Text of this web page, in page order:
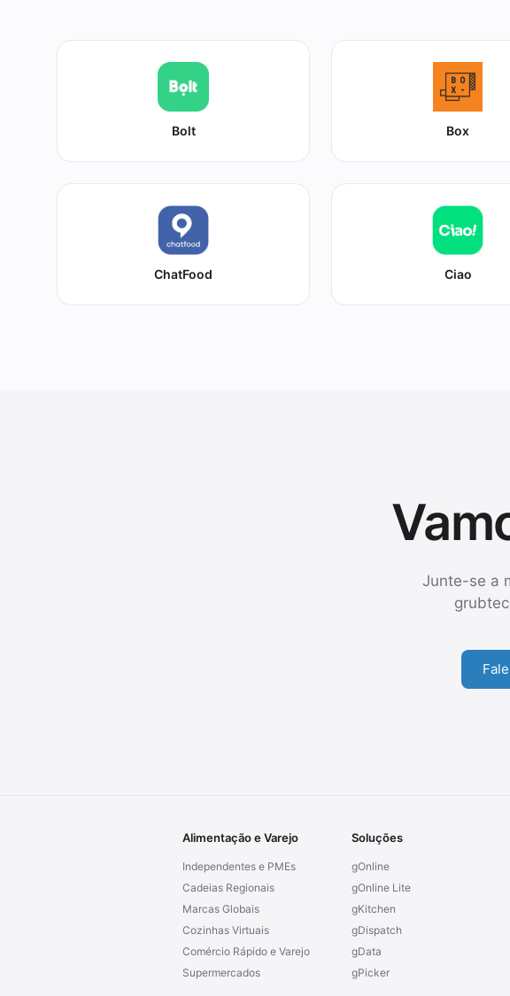
Bolt Box
ChatFood Ciao
Junte-se a
Alimentação e Varejo
Independentes e PMEs
Cadeias Regionais
Marcas Globais
Cozinhas Virtuais
Comércio Rápido e Varejo
Supermercados
Soluções
gOnline
gOnline Lite
gKitchen
gDispatch
gData
gPicker